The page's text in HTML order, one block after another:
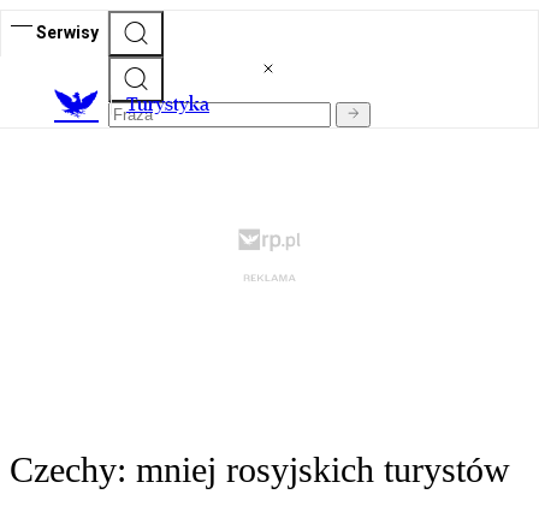
Serwisy
Turystyka
Czechy: mniej rosyjskich turystów